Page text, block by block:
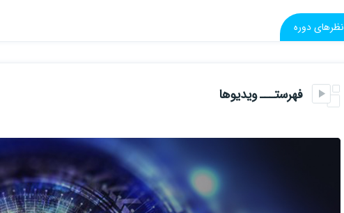
کتابخانه ی OpenCV و مفاهیم مقدماتی پردازش تصویر
پیاده سازی مدل های پیشرفته پردازش تصویر مبتنی بر شبکه های عصبی پیچشی
بینایی ماشین پیشرفته با الگوریتم YOLO
معرفی و حل مثال سایر الگوریتم های بینایی ماشین
نظرهای دوره
فهرستـــ ویدیوها